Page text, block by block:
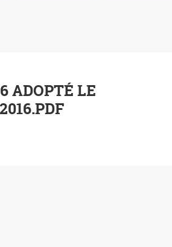
ADOPTÉ LE